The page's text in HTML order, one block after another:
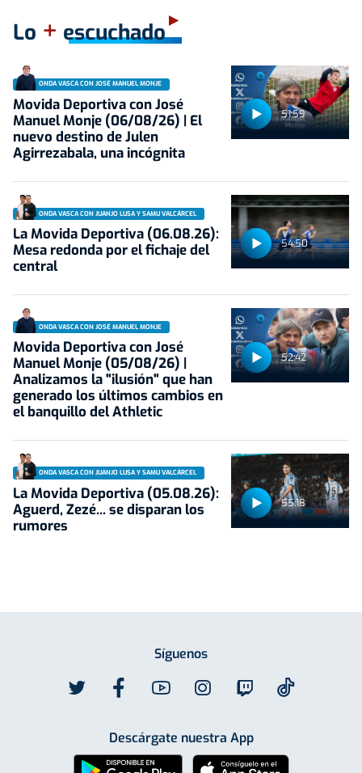
Lo + escuchado
51:59
ONDA VASCA CON JOSÉ MANUEL MONJE
Movida Deportiva con José
Manuel Monje (06/08/26) | El
nuevo destino de Julen
Agirrezabala, una incógnita
54:50
ONDA VASCA CON JUANJO LUSA Y SAMU VALCÁRCEL
La Movida Deportiva (06.08.26):
Mesa redonda por el fichaje del
central
52:42
ONDA VASCA CON JOSÉ MANUEL MONJE
Movida Deportiva con José
Manuel Monje (05/08/26) |
Analizamos la "ilusión" que han
generado los últimos cambios en
el banquillo del Athletic
55:18
ONDA VASCA CON JUANJO LUSA Y SAMU VALCÁRCEL
La Movida Deportiva (05.08.26):
Aguerd, Zezé... se disparan los
rumores
Síguenos
Descárgate nuestra App